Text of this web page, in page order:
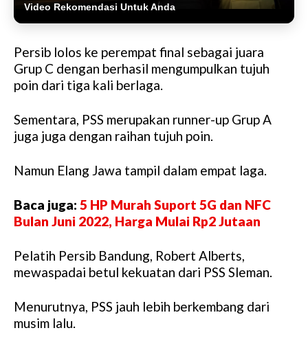
Video Rekomendasi Untuk Anda
Persib lolos ke perempat final sebagai juara
Grup C dengan berhasil mengumpulkan tujuh
poin dari tiga kali berlaga.
Sementara, PSS merupakan runner-up Grup A
juga juga dengan raihan tujuh poin.
Namun Elang Jawa tampil dalam empat laga.
Baca juga: 5 HP Murah Suport 5G dan NFC
Bulan Juni 2022, Harga Mulai Rp2 Jutaan
Pelatih Persib Bandung, Robert Alberts,
mewaspadai betul kekuatan dari PSS Sleman.
Menurutnya, PSS jauh lebih berkembang dari
musim lalu.